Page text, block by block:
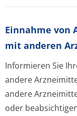
Einnahme von
mit anderen
Informieren Sie
andere
andere
oder